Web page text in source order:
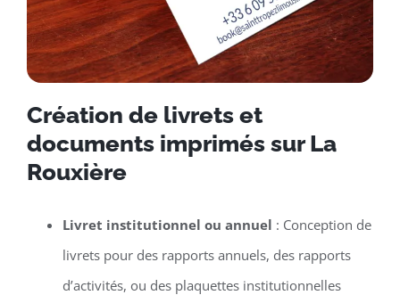
Création de livrets et
documents imprimés sur La
Rouxière
Livret institutionnel ou annuel : Conception de
livrets pour des rapports annuels, des rapports
d’activités, ou des plaquettes institutionnelles